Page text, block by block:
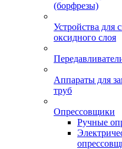
(борфрезы)
Устройства для
оксидного слоя
Аппараты для
труб
Опрессовщики
Ручные